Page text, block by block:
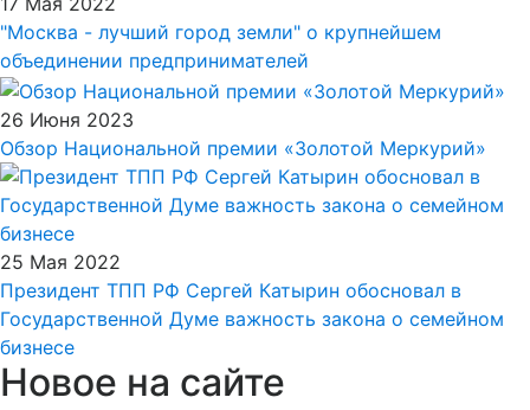
"Москва - лучший город земли" о крупнейшем
объединении предпринимателей
26 Июня 2023
Обзор Национальной премии «Золотой Меркурий»
25 Мая 2022
Президент ТПП РФ Сергей Катырин обосновал в
Государственной Думе важность закона о семейном
бизнесе
Новое на сайте